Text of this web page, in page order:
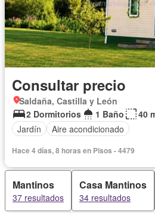
Consultar precio
Saldaña, Castilla y León
2 Dormitorios
1 Baño
40
Jardín
Aire acondicionado
Hace 4 días, 8 horas en Pisos - 4479
Mantinos
37 resultados
Casa Mantinos
34 resultados